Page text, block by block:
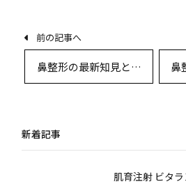
前の記事へ
鼻整形の最新知見と術
式のすべて ― 専門医が
鼻
と
新着記事
肌育注射 ビタ